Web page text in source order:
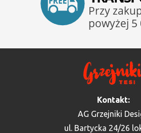
Kontakt:
AG Grzejniki
ul. Bartycka 24/26